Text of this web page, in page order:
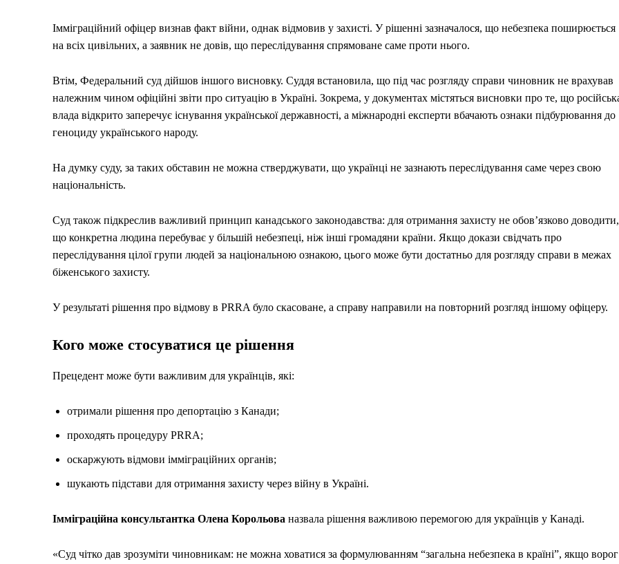
Імміграційний офіцер визнав факт війни, однак відмовив у захисті. У рішенні зазначалося, що небезпека поширюється
на всіх цивільних, а заявник не довів, що переслідування спрямоване саме проти нього.
Втім, Федеральний суд дійшов іншого висновку. Суддя встановила, що під час розгляду справи чиновник не врахував
належним чином офіційні звіти про ситуацію в Україні. Зокрема, у документах містяться висновки про те, що
влада відкрито заперечує існування української державності, а міжнародні експерти вбачають ознаки підбурювання до
геноциду українського народу.
На думку суду, за таких обставин не можна стверджувати, що українці не зазнають переслідування саме через свою
національність.
Суд також підкреслив важливий принцип канадського законодавства: для отримання захисту не обов’язково доводити,
що конкретна людина перебуває у більшій небезпеці, ніж інші громадяни країни. Якщо докази свідчать про
переслідування цілої групи людей за національною ознакою, цього може бути достатньо для розгляду справи в межах
біженського захисту.
У результаті рішення про відмову в PRRA було скасоване, а справу направили на повторний розгляд іншому офіцеру.
Кого може стосуватися це рішення
Прецедент може бути важливим для українців, які:
отримали рішення про депортацію з Канади;
проходять процедуру PRRA;
оскаржують відмови імміграційних органів;
шукають підстави для отримання захисту через війну в Україні.
Імміграційна консультантка Олена Корольова назвала рішення важливою перемогою для українців у Канаді.
«Суд чітко дав зрозуміти чиновникам: не можна ховатися за формулюванням “загальна небезпека в країні”, якщо ворог